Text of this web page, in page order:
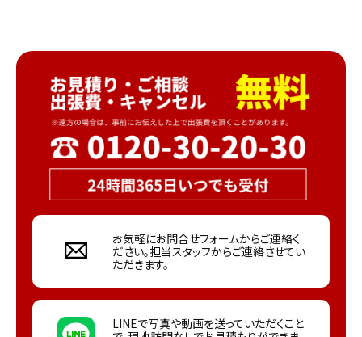
お気軽にお問合せフォームからご連絡く
ださい。担当スタッフからご連絡させてい
ただきます。
LINEで写真や動画を送っていただくこと